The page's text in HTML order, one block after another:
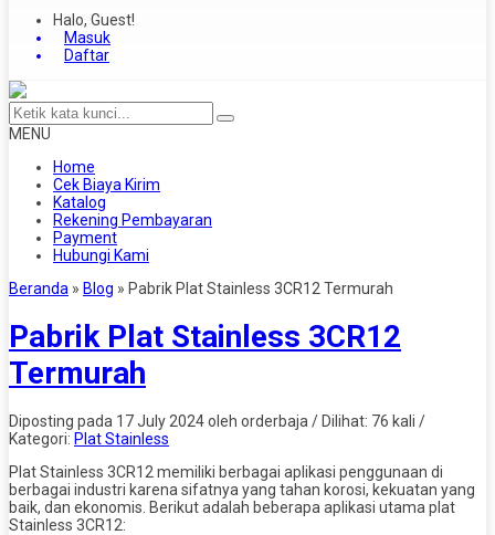
Halo, Guest!
Masuk
Daftar
MENU
Home
Cek Biaya Kirim
Katalog
Rekening Pembayaran
Payment
Hubungi Kami
Beranda » Blog » Pabrik Plat Stainless 3CR12 Termurah
Pabrik Plat Stainless 3CR12
Termurah
Diposting pada 17 July 2024 oleh orderbaja / Dilihat: 76 kali /
Kategori: Plat Stainless
Plat Stainless 3CR12 memiliki berbagai aplikasi penggunaan di
berbagai industri karena sifatnya yang tahan korosi, kekuatan yang
baik, dan ekonomis. Berikut adalah beberapa aplikasi utama plat
Stainless 3CR12: